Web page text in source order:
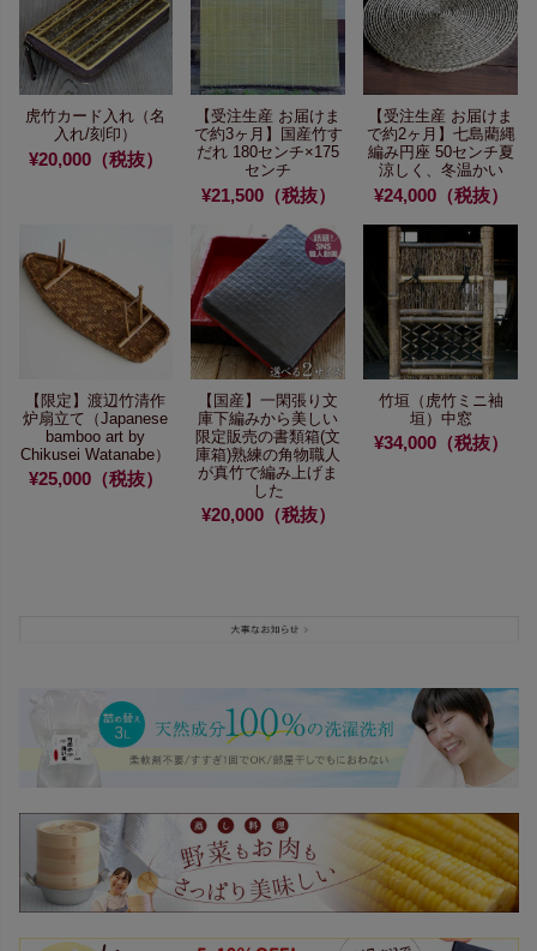
虎竹カード入れ（名
入れ/刻印）
¥20,000（税抜）
【受注生産 お届けま
で約3ヶ月】
国産竹す
だれ 180センチ×175
センチ
¥21,500（税抜）
【受注生産 お届けま
で約2ヶ月】 七島藺縄
編み円座 50センチ夏
涼しく、冬温かい
¥24,000（税抜）
【限定】渡辺竹清作
炉扇立て （Japanese
bamboo art by
Chikusei Watanabe）
¥25,000（税抜）
【国産】一閑張り文
庫下編みから美しい
限定販売の書類箱(文
庫箱)熟練の角物職人
が真竹で編み上げま
した
¥20,000（税抜）
竹垣（虎竹ミニ袖
垣）中窓
¥34,000（税抜）